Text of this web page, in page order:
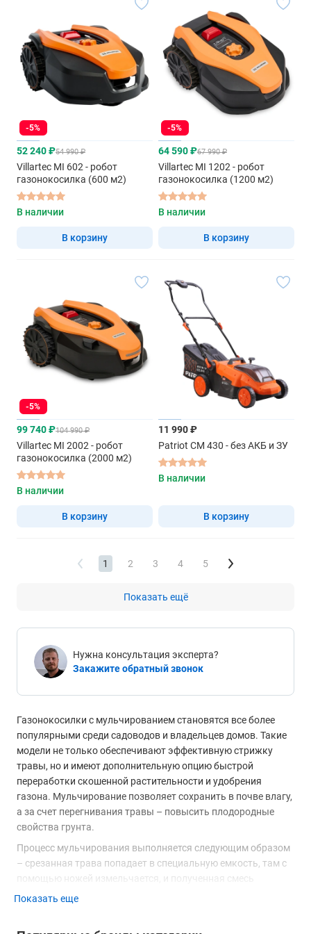
-5%
52 240 ₽54 990 ₽
Villartec MI 602 - робот
газонокосилка (600 м2)
В наличии
В корзину
-5%
64 590 ₽67 990 ₽
Villartec MI 1202 - робот
газонокосилка (1200 м2)
В наличии
В корзину
-5%
99 740 ₽104 990 ₽
Villartec MI 2002 - робот
газонокосилка (2000 м2)
В наличии
В корзину
11 990 ₽
Patriot CM 430 - без АКБ и ЗУ
В наличии
В корзину
1 2 3 4 5
Показать ещё
Нужна консультация эксперта?
Закажите обратный звонок
Газонокосилки с мульчированием становятся все более
популярными среди садоводов и владельцев домов. Такие
модели не только обеспечивают эффективную стрижку
травы, но и имеют дополнительную опцию быстрой
переработки скошенной растительности и удобрения
газона. Мульчирование позволяет сохранить в почве влагу,
а за счет перегнивания травы – повысить плодородные
свойства грунта.
Процесс мульчирования выполняется следующим образом
– срезанная трава попадает в специальную емкость, там с
помощью ножей измельчается, и полученная смесь
выбрасывается на газон по пути передвижения техники.
Показать еще